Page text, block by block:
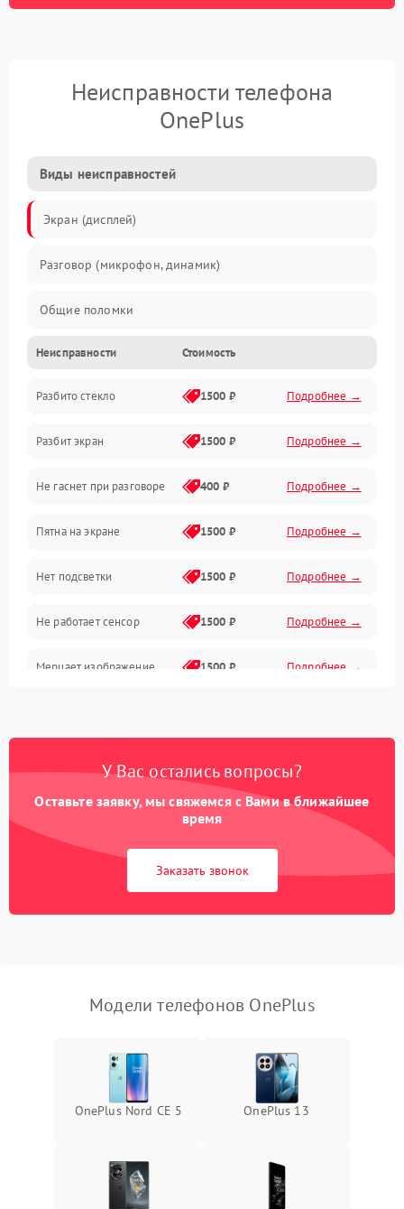
Неисправности телефона
OnePlus
Виды неисправностей
Экран (дисплей)
Разговор (микрофон, динамик)
Общие поломки
Проблемы связи
Камеры
Проблемы с дисплеем и сенсором
Зарядка
Проблемы с питанием, зарядкой и аккумулятором
Проблемы с работой системы, корпусом и другие
Неисправности Стоимость
Разбито стекло 1500 ₽ Подробнее →
Разбит экран 1500 ₽ Подробнее →
Не гаснет при разговоре 400 ₽ Подробнее →
Пятна на экране 1500 ₽ Подробнее →
Нет подсветки 1500 ₽ Подробнее →
Не работает сенсор 1500 ₽ Подробнее →
Мерцает изображение 1500 ₽ Подробнее →
У Вас остались вопросы?
Оставьте заявку, мы свяжемся с Вами в ближайшее
время
Заказать звонок
Модели телефонов OnePlus
OnePlus Nord CE 5 OnePlus 13